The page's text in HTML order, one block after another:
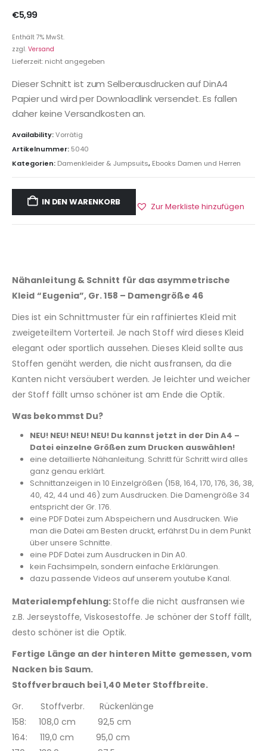
€5,99
Enthält 7% MwSt.
zzgl. Versand
Lieferzeit: nicht angegeben
Dieser Schnitt ist zum Selberausdrucken auf DinA4
Papier und wird per Downloadlink versendet. Es fallen
daher keine Versandkosten an.
Availability:Vorrätig
Artikelnummer: 5040
Kategorien: Damenkleider & Jumpsuits, Ebooks Damen und Herren
IN DEN WARENKORB Zur Merkliste hinzufügen
Nähanleitung & Schnitt für das asymmetrische
Kleid “Eugenia”, Gr. 158 – Damengröße 46
Dies ist ein Schnittmuster für ein raffiniertes Kleid mit
zweigeteiltem Vorterteil. Je nach Stoff wird dieses Kleid
elegant oder sportlich aussehen. Dieses Kleid sollte aus
Stoffen genäht werden, die nicht ausfransen, da die
Kanten nicht versäubert werden. Je leichter und weicher
der Stoff fällt umso schöner ist am Ende die Optik.
Was bekommst Du?
NEU! NEU! NEU! NEU! Du kannst jetzt in der Din A4 –
Datei einzelne Größen zum Drucken auswählen!
eine detaillierte Nähanleitung. Schritt für Schritt wird alles
ganz genau erklärt.
Schnittanzeigen in 10 Einzelgrößen (158, 164, 170, 176, 36, 38,
40, 42, 44 und 46) zum Ausdrucken. Die Damengröße 34
entspricht der Gr. 176.
eine PDF Datei zum Abspeichern und Ausdrucken. Wie
man die Datei am Besten druckt, erfährst Du in dem Punkt
über unsere Schnitte.
eine PDF Datei zum Ausdrucken in Din A0.
kein Fachsimpeln, sondern einfache Erklärungen.
dazu passende Videos auf unserem youtube Kanal.
Materialempfehlung:Stoffe die nicht ausfransen wie
z.B. Jerseystoffe, Viskosestoffe. Je schöner der Stoff fällt,
desto schöner ist die Optik.
Fertige Länge an der hinteren Mitte gemessen, vom
Nacken bis Saum.
Stoffverbrauch bei 1,40 Meter Stoffbreite.
Gr. Stoffverbr. Rückenlänge
158: 108,0 cm 92,5 cm
164: 119,0 cm 95,0 cm